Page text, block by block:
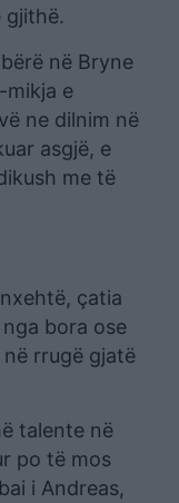
gjithë.
në Bryne
mikja e
ne dilnim në
asgjë, e
me të
çatia
bora ose
rrugë gjatë
talente në
po të mos
i Andreas,